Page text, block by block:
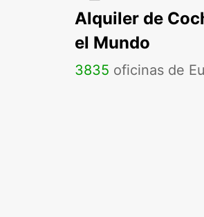
Alquiler de
el Mundo
3835 oficinas de